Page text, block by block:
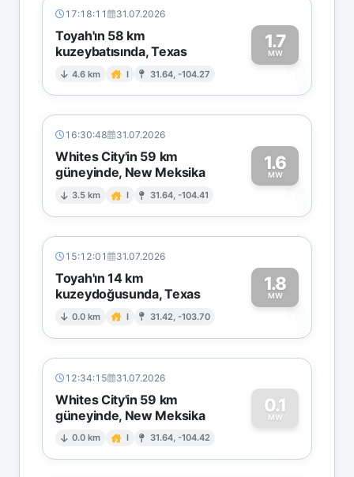
17:18:11 31.07.2026
Toyah'ın 58 km
kuzeybatısında, Texas
4.6 km I 31.64, -104.27
1.7
MW1
16:30:48 31.07.2026
Whites City'in 59 km
güneyinde, New Meksika
3.5 km I 31.64, -104.41
1.6
MW1
15:12:01 31.07.2026
Toyah'ın 14 km
kuzeydoğusunda, Texas
0.0 km I 31.42, -103.70
1.8
MW1
12:34:15 31.07.2026
Whites City'in 59 km
güneyinde, New Meksika
0.0 km I 31.64, -104.42
0.1
MW
0